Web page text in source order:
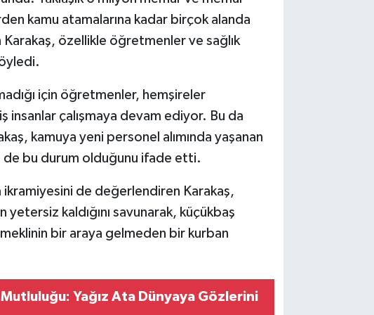
kamu atamalarına kadar birçok alanda
özellikle öğretmenler ve sağlık
için öğretmenler, hemşireler
insanlar çalışmaya devam ediyor. Bu da
kamuya yeni personel alımında yaşanan
de bu durum olduğunu ifade etti.
de değerlendiren Karakaş,
kaldığını savunarak, küçükbaş
bir araya gelmeden bir kurban
Yağız Ata Dünyaya Gözlerini